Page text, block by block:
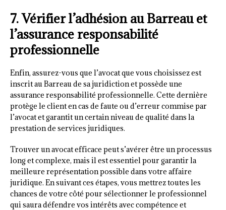
7. Vérifier l’adhésion au Barreau et
l’assurance responsabilité
professionnelle
Enfin, assurez-vous que l’avocat que vous choisissez est
inscrit au Barreau de sa juridiction et possède une
assurance responsabilité professionnelle. Cette dernière
protège le client en cas de faute ou d’erreur commise par
l’avocat et garantit un certain niveau de qualité dans la
prestation de services juridiques.
Trouver un avocat efficace peut s’avérer être un processus
long et complexe, mais il est essentiel pour garantir la
meilleure représentation possible dans votre affaire
juridique. En suivant ces étapes, vous mettrez toutes les
chances de votre côté pour sélectionner le professionnel
qui saura défendre vos intérêts avec compétence et